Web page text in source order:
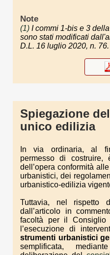
Note
(1) I commi 1-bis e 3
sono stati modificati
D.L. 16 luglio 2020, n. 76.
Spiegazione
unico edilizia
In via ordinaria, al
permesso di costruire,
dell’opera conformità
urbanistici, dei
urbanistico-edilizia
Tuttavia, nel rispetto
dall’articolo in
facoltà per il Consiglio
l’esecuzione di
strumenti urbanistici
semplificata,